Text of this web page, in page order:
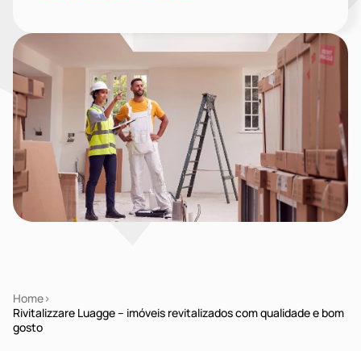
Home
Rivitalizzare Luagge – imóveis revitalizados com qualidade e bom
gosto